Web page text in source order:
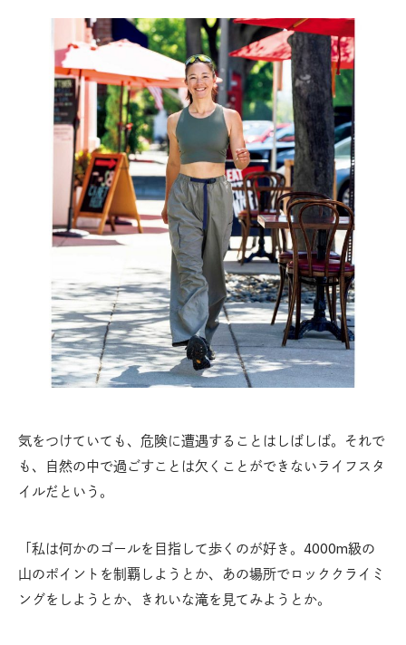
気をつけていても、危険に遭遇することはしばしば。それで
も、自然の中で過ごすことは欠くことができないライフスタ
イルだという。
「私は何かのゴールを目指して歩くのが好き。4000m級の
山のポイントを制覇しようとか、あの場所でロッククライミ
ングをしようとか、きれいな滝を見てみようとか。